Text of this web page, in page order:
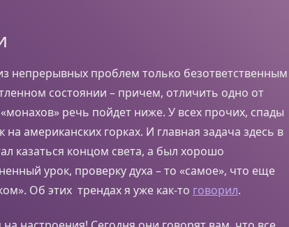
непрерывных проблем только безответственным
состоянии – причем, отличить одно от
речь пойдет ниже. У всех прочих, спады
американских горках. И главная задача здесь в
казаться концом света, а был хорошо
урок, проверку духа – то «самое», что еще
Об этих трендах я уже как-то говорил.